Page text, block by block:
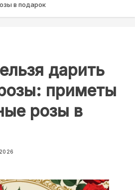
в подарок
дарить
приметы
розы в